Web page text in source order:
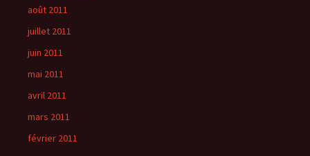
août 2011
juillet 2011
juin 2011
mai 2011
avril 2011
mars 2011
février 2011